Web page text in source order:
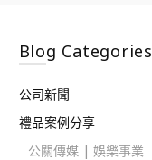
Blog Categories
公司新聞
禮品案例分享
公關傳媒 | 娛樂事業